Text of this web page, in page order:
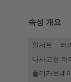
속성 개요
인서트
터
나사고정 터
폴리카보네